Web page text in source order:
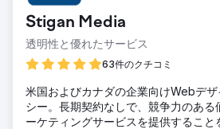
Stigan Media
透明性と優れたサービス
63件のクチコミ
米国およびカナダの企業向けWebデ
シー。長期契約なしで、競争力のある
ーケティングサービスを提供すること